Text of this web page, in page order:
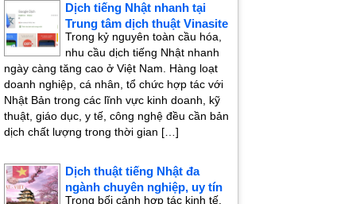
Dịch tiếng Nhật nhanh tại
Trung tâm dịch thuật Vinasite
Trong kỷ nguyên toàn cầu hóa,
nhu cầu dịch tiếng Nhật nhanh
ngày càng tăng cao ở Việt Nam. Hàng loạt
doanh nghiệp, cá nhân, tổ chức hợp tác với
Nhật Bản trong các lĩnh vực kinh doanh, kỹ
thuật, giáo dục, y tế, công nghệ đều cần bản
dịch chất lượng trong thời gian […]
Dịch thuật tiếng Nhật đa
ngành chuyên nghiệp, uy tín
Trong bối cảnh hợp tác kinh tế,